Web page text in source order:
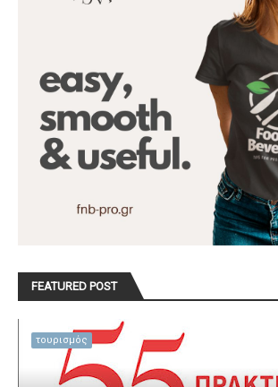
FEATURED POST
τουρισμός